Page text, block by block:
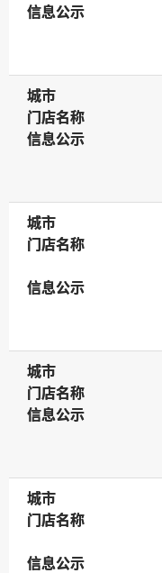
信息公示
信息公示
城市
城市
门店名称
门店名称
信息公示
信息公示
城市
城市
门店名称
门店名称
信息公示
信息公示
城市
城市
门店名称
门店名称
信息公示
信息公示
城市
城市
门店名称
门店名称
信息公示
信息公示